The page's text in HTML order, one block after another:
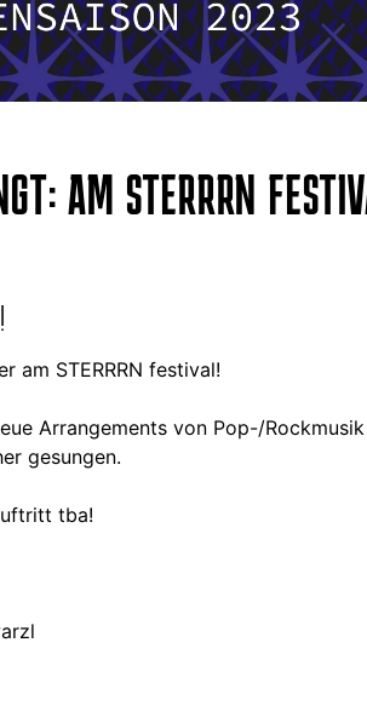
AM STERRRN
am STERRRN festival!
Arrangements von Pop-/
gesungen.
tba!